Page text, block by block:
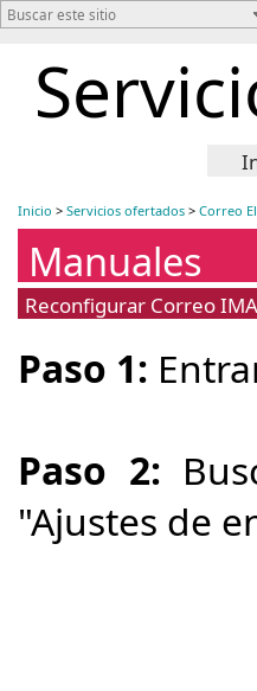
Inicio > Servicios ofertados > Correo
Manuales
Reconfigurar Correo
Paso 1:
Paso 2:
"Ajustes de